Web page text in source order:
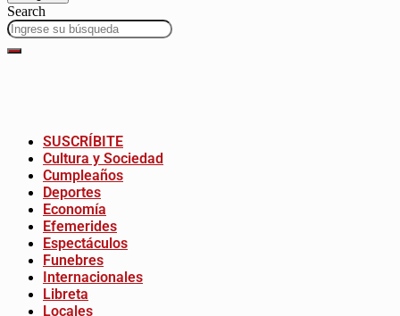
Search
SUSCRÍBITE
Cultura y Sociedad
Cumpleaños
Deportes
Economía
Efemerides
Espectáculos
Funebres
Internacionales
Libreta
Locales